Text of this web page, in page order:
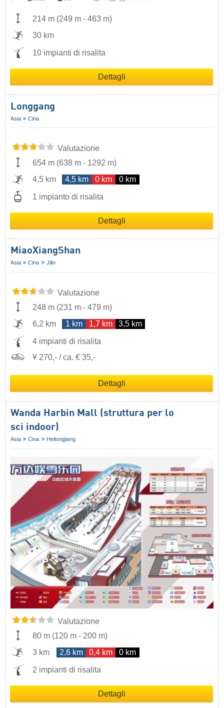
214 m (249 m - 463 m)
30 km
10 impianti di risalita
Dettagli
Longgang
Asia Cina
Valutazione
654 m (638 m - 1292 m)
4,5 km
4,5 km 0 km 0 km
1 impianto di risalita
Dettagli
MiaoXiangShan
Asia Cina Jilin
Valutazione
248 m (231 m - 479 m)
6,2 km
1 km 1,7 km 3,5 km
4 impianti di risalita
Ұ 270,- / ca. € 35,-
Dettagli
Wanda Harbin Mall (struttura per lo
sci indoor)
Asia Cina Heilongjiang
Valutazione
80 m (120 m - 200 m)
3 km
2,6 km 0,4 km 0 km
2 impianti di risalita
Dettagli